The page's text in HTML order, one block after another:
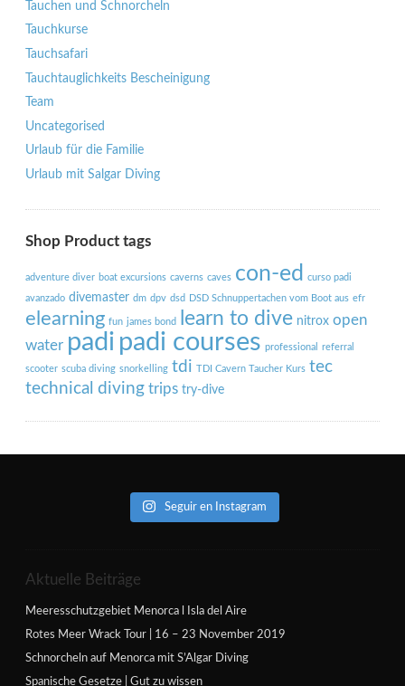
Tauchen und Schnorcheln
Tauchkurse
Tauchsafari
Tauchtauglichkeits Bescheinigung
Team
Uncategorised
Urlaub für die Familie
Urlaub mit Salgar Diving
Shop Product tags
adventure diver boat excursions caverns caves con-ed curso padi
avanzado divemaster dm dpv dsd DSD Schnuppertachen vom Boot aus efr
elearning fun james bond learn to dive nitrox open
water padi padi courses professional referral
scooter scuba diving snorkelling tdi TDI Cavern Taucher Kurs tec
technical diving trips try-dive
Seguir en Instagram
Aktuelle Beiträge
Meeresschutzgebiet Menorca l Isla del Aire
Rotes Meer Wrack Tour | 16 – 23 November 2019
Schnorcheln auf Menorca mit S’Algar Diving
Spanische Gesetze | Gut zu wissen